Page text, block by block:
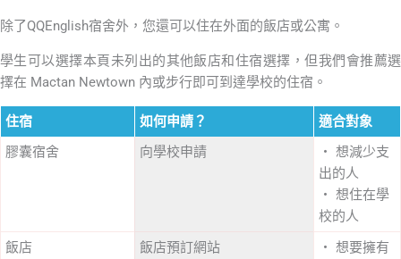
除了QQEnglish宿舍外，您還可以住在外面的飯店或公寓。
學生可以選擇本頁未列出的其他飯店和住宿選擇，但我們會推薦選
擇在 Mactan Newtown 內或步行即可到達學校的住宿。
住宿 如何申請？
適合對象
膠囊宿舍
向學校申請
・ 想減少支
出的人
・ 想住在學
校的人
飯店
飯店預訂網站
・ 想要擁有